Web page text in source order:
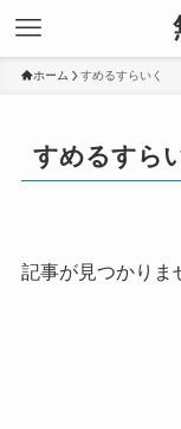
ホーム すめるすらいく
すめるすら
記事が見つかりま